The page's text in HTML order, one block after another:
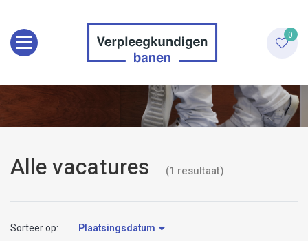
Toggle navigation 0
Alle vacatures (1 resultaat)
Sorteer op:
Plaatsingsdatum